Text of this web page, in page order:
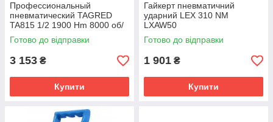
Профессиональный
пневматический TAGRED
TA815 1/2 1900 Hm 8000 об/
хв
Готово до відправки
3 153 ₴
Купити
Гайкерт пневматичний
ударний LEX 310 NM
LXAW50
Готово до відправки
1 901 ₴
Купити